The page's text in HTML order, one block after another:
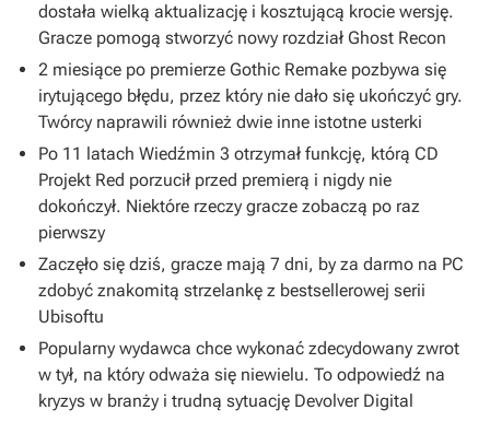
dostała wielką aktualizację i kosztującą krocie wersję.
Gracze pomogą stworzyć nowy rozdział Ghost Recon
2 miesiące po premierze Gothic Remake pozbywa się
irytującego błędu, przez który nie dało się ukończyć gry.
Twórcy naprawili również dwie inne istotne usterki
Po 11 latach Wiedźmin 3 otrzymał funkcję, którą CD
Projekt Red porzucił przed premierą i nigdy nie
dokończył. Niektóre rzeczy gracze zobaczą po raz
pierwszy
Zaczęło się dziś, gracze mają 7 dni, by za darmo na PC
zdobyć znakomitą strzelankę z bestsellerowej serii
Ubisoftu
Popularny wydawca chce wykonać zdecydowany zwrot
w tył, na który odważa się niewielu. To odpowiedź na
kryzys w branży i trudną sytuację Devolver Digital